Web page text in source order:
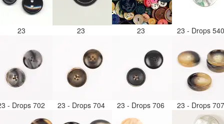
23 23 23 23 - Drops
- Drops 702 23 - Drops 704 23 - Drops 706 23 - Drops